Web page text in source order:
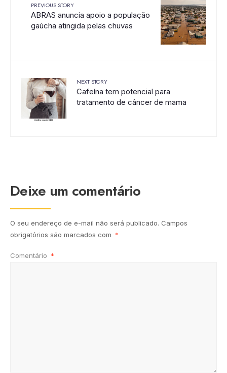
PREVIOUS STORY
ABRAS anuncia apoio a população
gaúcha atingida pelas chuvas
NEXT STORY
Cafeína tem potencial para
tratamento de câncer de mama
Deixe um comentário
O seu endereço de e-mail não será publicado. Campos
obrigatórios são marcados com *
Comentário *